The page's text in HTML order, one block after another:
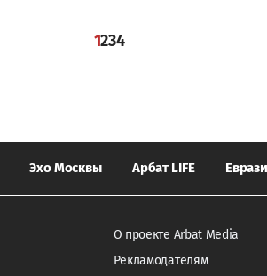
1234
Эхо Москвы Арбат LIFE
О проекте Arbat Media
Рекламодателям